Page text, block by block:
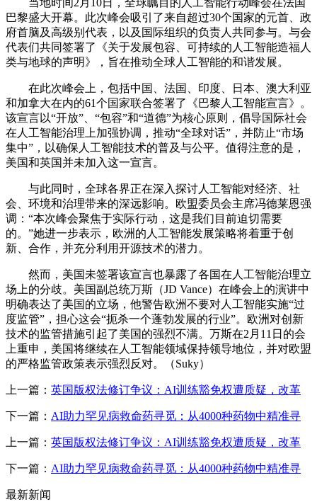
巴黎盛大开幕。此次峰会吸引了来自超过30个国家的元首、政
府首脑及高级别代表，以及国际组织的负责人共同参与。与会
代表们共同签署了《关于发展包容、可持续的人工智能造福人
类与地球的声明》，旨在推动全球人工智能的和谐发展。
在此次峰会上，包括中国、法国、印度、日本、澳大利亚
和加拿大在内的61个国家联合签署了《巴黎人工智能宣言》。
该宣言以“开放”、“包容”和“道德”为核心原则，倡导国际社会
在人工智能治理上加强协调，推动“全球对话”，并防止“市场
集中”，以确保人工智能技术的普及与公平。值得注意的是，
美国和英国并未加入这一宣言。
与此同时，全球各界正在深入探讨人工智能对经济、社
会、环境和治理带来的深远影响。欧盟委员会主席冯德莱恩强
调：“本次峰会聚焦于实际行动，这是我们目前迫切需要
的。”她进一步表示，欧洲的人工智能发展策略将着重于创
新、合作，并充分利用开源技术的潜力。
然而，美国未签署该宣言也暴露了各国在人工智能治理立
场上的分歧。美国副总统万斯（JD Vance）在峰会上的演讲中
明确表达了美国的立场，他警告欧洲不要对人工智能实施“过
度监管”，担心这会“扼杀一个蓬勃发展的行业”。欧洲对创新
技术的监管措施引起了美国的强烈不满。万斯在2月11日的会
上重申，美国将继续在人工智能领域保持领导地位，并对欧盟
的严格监管政策表示强烈反对。（Suky）
上一篇： 英国版权法修订争议：AI训练豁免权遭质疑，改革
下一篇： AI助力罕见病救命药寻觅：从4000种药物中精准寻
上一篇： 英国版权法修订争议：AI训练豁免权遭质疑，改革
下一篇： AI助力罕见病救命药寻觅：从4000种药物中精准寻
最新新闻